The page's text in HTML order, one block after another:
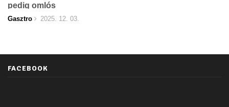
pedig omlós
Gasztro 2025. 12. 03.
FACEBOOK